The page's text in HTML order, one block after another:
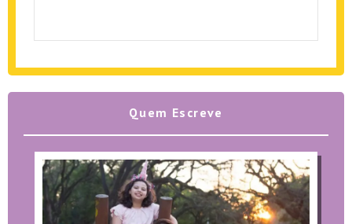
Quem Escreve